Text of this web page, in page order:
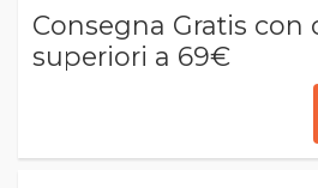
Consegna Gratis con
superiori a 69€